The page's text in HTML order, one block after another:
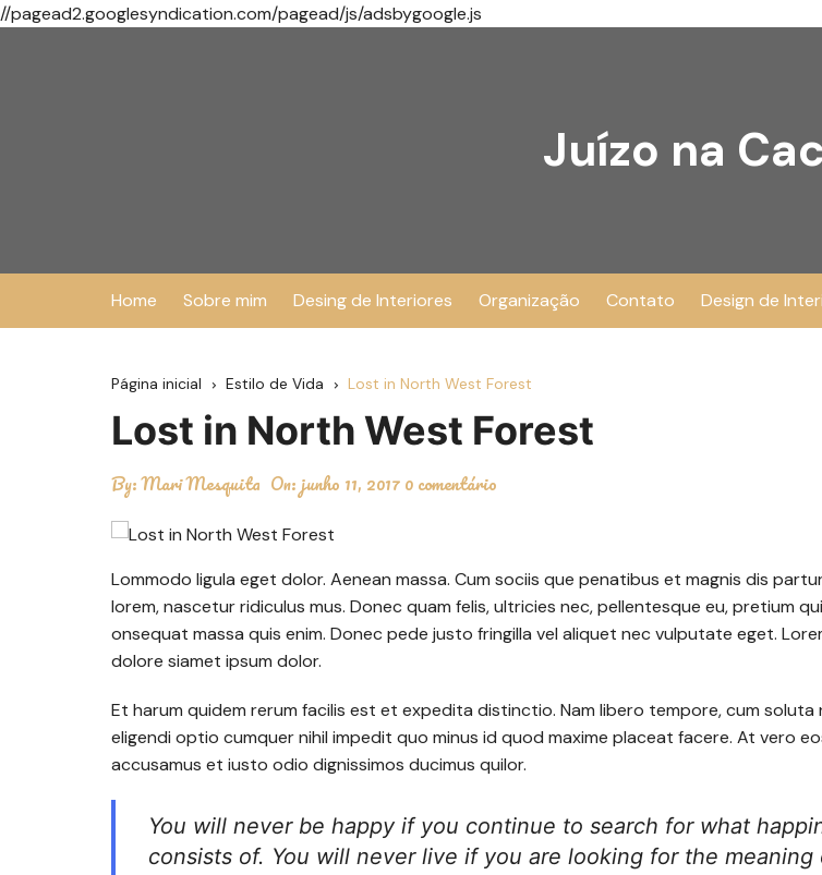
//pagead2.googlesyndication.com/pagead/js/adsbygoogle.js
Juízo na
Home Sobre mim Desing de Interiores Organização Contato Design de
Página inicial Estilo de Vida Lost in North West Forest
Lost in North West Forest
By:Mari Mesquita On:junho 11, 20170 comentário
Lommodo ligula eget dolor. Aenean massa. Cum sociis que penatibus et magnis dis
lorem, nascetur ridiculus mus. Donec quam felis, ultricies nec, pellentesque eu, pretium
onsequat massa quis enim. Donec pede justo fringilla vel aliquet nec vulputate eget.
dolore siamet ipsum dolor.
Et harum quidem rerum facilis est et expedita distinctio. Nam libero tempore, cum soluta
eligendi optio cumquer nihil impedit quo minus id quod maxime placeat facere. At vero
accusamus et iusto odio dignissimos ducimus quilor.
You will never be happy if you continue to search for what
consists of. You will never live if you are looking for the meaning